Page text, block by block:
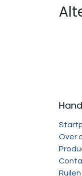
Over